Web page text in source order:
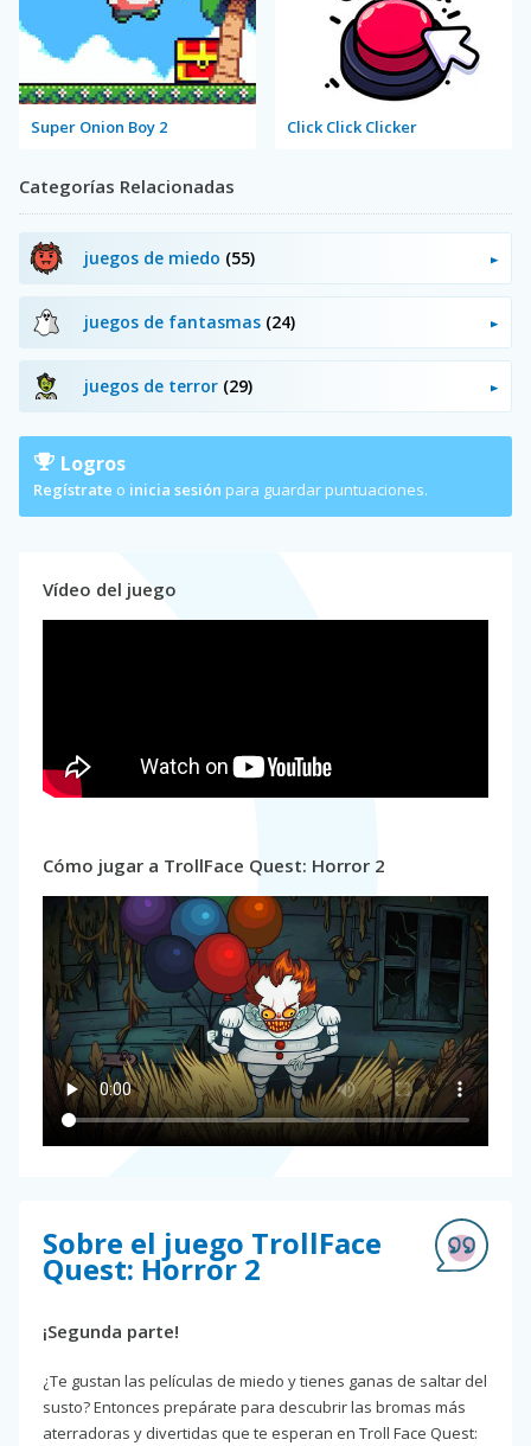
Super Onion Boy 2 Click Click Clicker
Categorías Relacionadas
juegos de miedo (55)
juegos de fantasmas (24)
juegos de terror (29)
Logros
Regístrate o inicia sesión para guardar puntuaciones.
Vídeo del juego
Cómo jugar a TrollFace Quest: Horror 2
Sobre el juego TrollFace
Quest: Horror 2
¡Segunda parte!
¿Te gustan las películas de miedo y tienes ganas de saltar del
susto? Entonces prepárate para descubrir las bromas más
aterradoras y divertidas que te esperan en Troll Face Quest: